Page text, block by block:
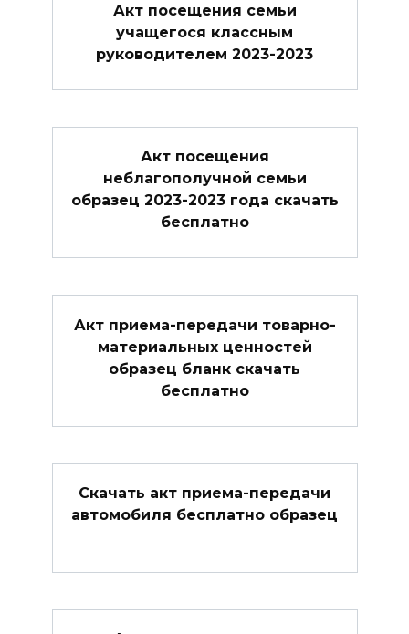
Акт посещения семьи
учащегося классным
руководителем 2023-2023
Акт посещения
неблагополучной семьи
образец 2023-2023 года скачать
бесплатно
Акт приема-передачи товарно-
материальных ценностей
образец бланк скачать
бесплатно
Скачать акт приема-передачи
автомобиля бесплатно образец